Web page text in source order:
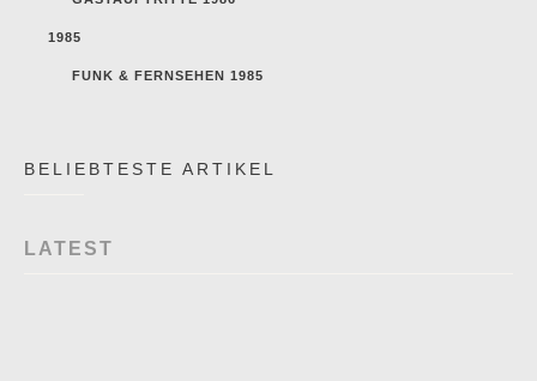
1985
FUNK & FERNSEHEN 1985
BELIEBTESTE ARTIKEL
LATEST